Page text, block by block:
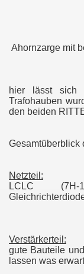
Ahornzarge mit
hier lässt sich
Trafohauben
den beiden
Gesamtüberblick
Netzteil:
LCLC (7H-
Verstärkerteil:
gute Bauteile
lassen was